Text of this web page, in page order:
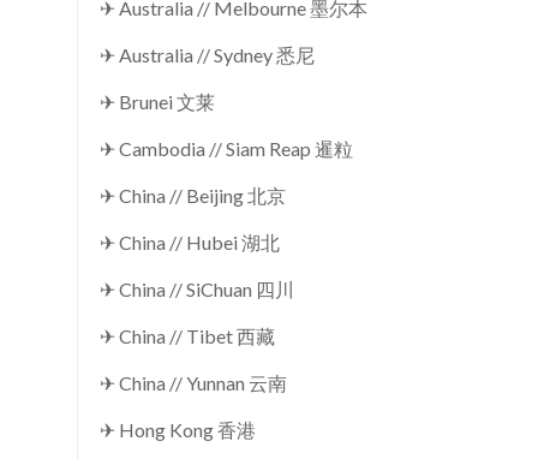
✈ Australia // Melbourne 墨尔本
✈ Australia // Sydney 悉尼
✈ Brunei 文莱
✈ Cambodia // Siam Reap 暹粒
✈ China // Beijing 北京
✈ China // Hubei 湖北
✈ China // SiChuan 四川
✈ China // Tibet 西藏
✈ China // Yunnan 云南
✈ Hong Kong 香港